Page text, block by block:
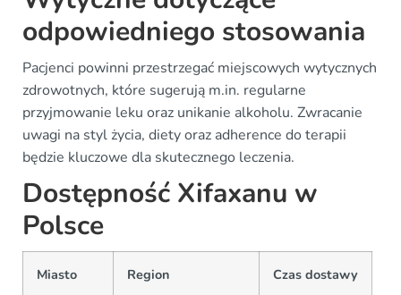
odpowiedniego stosowania
Pacjenci powinni przestrzegać miejscowych wytycznych
zdrowotnych, które sugerują m.in. regularne
przyjmowanie leku oraz unikanie alkoholu. Zwracanie
uwagi na styl życia, diety oraz adherence do terapii
będzie kluczowe dla skutecznego leczenia.
Dostępność Xifaxanu w
Polsce
Miasto Region Czas dostawy